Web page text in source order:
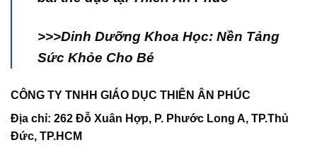
>>>Dinh Dưỡng Khoa Học: Nền Tảng
Sức Khỏe Cho Bé
CÔNG TY TNHH GIÁO DỤC THIÊN ÂN PHÚC
Địa chỉ: 262 Đỗ Xuân Hợp, P. Phước Long A, TP.Thủ
Đức, TP.HCM